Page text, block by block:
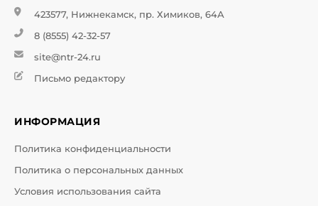
423577, Нижнекамск, пр. Химиков, 64А
8 (8555) 42-32-57
site@ntr-24.ru
Письмо редактору
ИНФОРМАЦИЯ
Политика конфиденциальности
Политика о персональных данных
Условия использования сайта